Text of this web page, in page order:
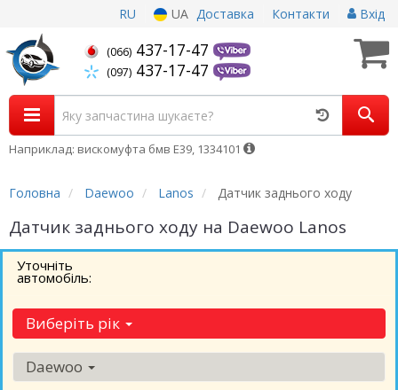
RU UA Доставка Контакти Вхід
(066) 437-17-47
(097) 437-17-47
Наприклад: вискомуфта бмв Е39, 1334101
Головна Daewoo Lanos Датчик заднього ходу
Датчик заднього ходу на Daewoo Lanos
Уточніть
автомобіль:
Виберіть рік
Daewoo